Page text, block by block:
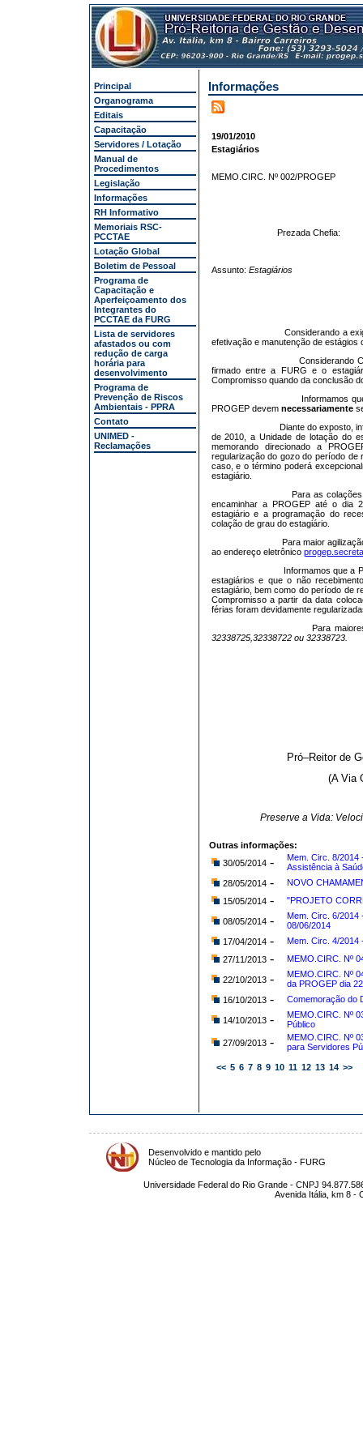
Principal
Organograma
Editais
Capacitação
Servidores / Lotação
Manual de
Procedimentos
Legislação
Informações
RH Informativo
Memoriais RSC-
PCCTAE
Lotação Global
Boletim de Pessoal
Programa de
Capacitação e
Aperfeiçoamento dos
Integrantes do
PCCTAE da FURG
Lista de servidores
afastados ou com
redução de carga
horária para
desenvolvimento
Programa de
Prevenção de Riscos
Ambientais - PPRA
Contato
UNIMED -
Reclamações
Informações
19/01/2010
Estagiários
MEMO.CIRC. Nº 002/PROGEP
Prezada Chefia:
Assunto: Estagiários
Considerando a
efetivação e manutenção de estágios
Considerando
firmado entre a FURG e o
Compromisso quando da conclusão
Informamos
PROGEP devem necessariamente
Diante do exposto,
de 2010, a Unidade de lotação do
memorando direcionado a
regularização do gozo do período
caso, e o término poderá
estagiário.
Para as
encaminhar a PROGEP até o dia
estagiário e a programação do
colação de grau do estagiário.
Para maior
ao endereço eletrônico
Informamos que a
estagiários e que o não
estagiário, bem como do período de
Compromisso a partir da data
férias foram devidamente
Para
32338725,32338722 ou 32338723.
Pró–Reitor de
(A Via
Preserve a Vida:
Outras informações:
30/05/2014-
Mem. Circ. 8/2014
Assistência à
28/05/2014-
NOVO
15/05/2014- "PROJETO
08/05/2014-
Mem. Circ. 6/2014
08/06/2014
17/04/2014-
Mem. Circ. 4/2014
27/11/2013- MEMO.CIRC. Nº
22/10/2013-
MEMO.CIRC. Nº
da PROGEP dia
16/10/2013- Comemoração do
14/10/2013-
MEMO.CIRC. Nº
Público
27/09/2013-
MEMO.CIRC. Nº
para Servidores
<< 5 6 7 8 9 10 11 12 13 14 >>
Desenvolvido e mantido pelo
Núcleo de Tecnologia da Informação - FURG
Universidade Federal do Rio Grande - CNPJ
Avenida Itália, km 8 -